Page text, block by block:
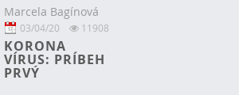
Marcela Bagínová
03/04/20 11908
KORONA
VÍRUS: PRÍBEH
PRVÝ